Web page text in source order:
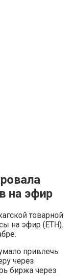
на эфир
товарной
на эфир (ETH).
привлечь
через
биржа через